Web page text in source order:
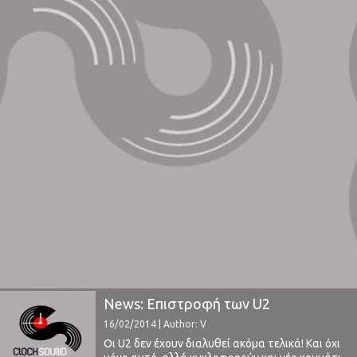
News: Επιστροφή των U2
16/02/2014 | Author: V
Οι U2 δεν έχουν διαλυθεί ακόμα τελικά! Και όχι